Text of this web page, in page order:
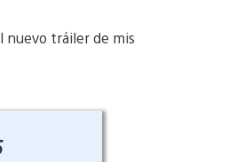
nuevo tráiler de mis